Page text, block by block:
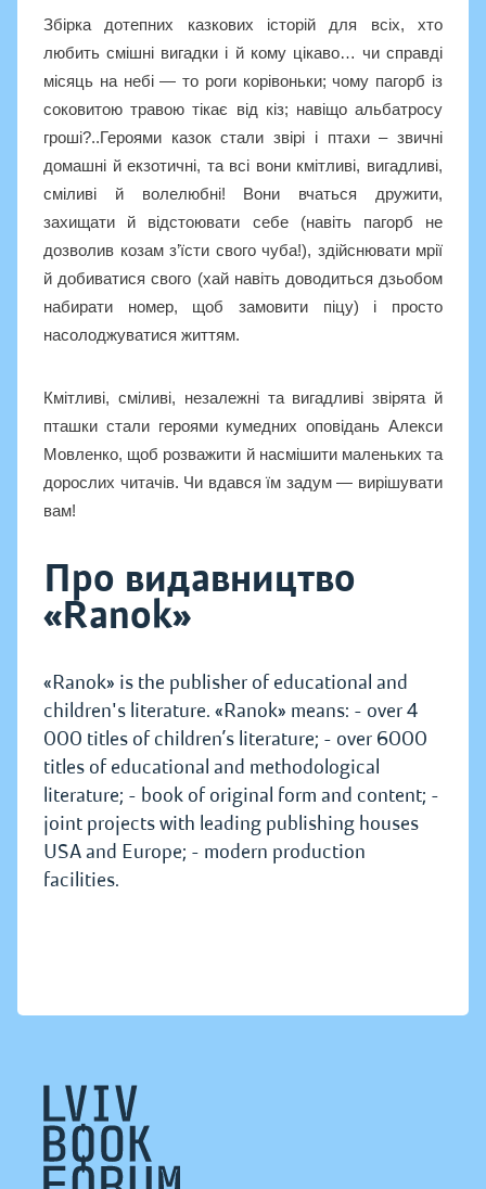
Збірка дотепних казкових історій для всіх, хто
любить смішні вигадки і й кому цікаво… чи справді
місяць на небі — то роги корівоньки; чому пагорб із
соковитою травою тікає від кіз; навіщо альбатросу
гроші?..Героями казок стали звірі і птахи – звичні
домашні й екзотичні, та всі вони кмітливі, вигадливі,
сміливі й волелюбні! Вони вчаться дружити,
захищати й відстоювати себе (навіть пагорб не
дозволив козам з’їсти свого чуба!), здійснювати мрії
й добиватися свого (хай навіть доводиться дзьобом
набирати номер, щоб замовити піцу) і просто
насолоджуватися життям.
Кмітливі, сміливі, незалежні та вигадливі звірята й
пташки стали героями кумедних оповідань Алекси
Мовленко, щоб розважити й насмішити маленьких та
дорослих читачів. Чи вдався їм задум — вирішувати
вам!
Про видавництво
«Ranok»
«Ranok» is the publisher of educational and
children's literature. «Ranok» means: - over 4
000 titles of children’s literature; - over 6000
titles of educational and methodological
literature; - book of original form and content; -
joint projects with leading publishing houses
USA and Europe; - modern production
facilities.